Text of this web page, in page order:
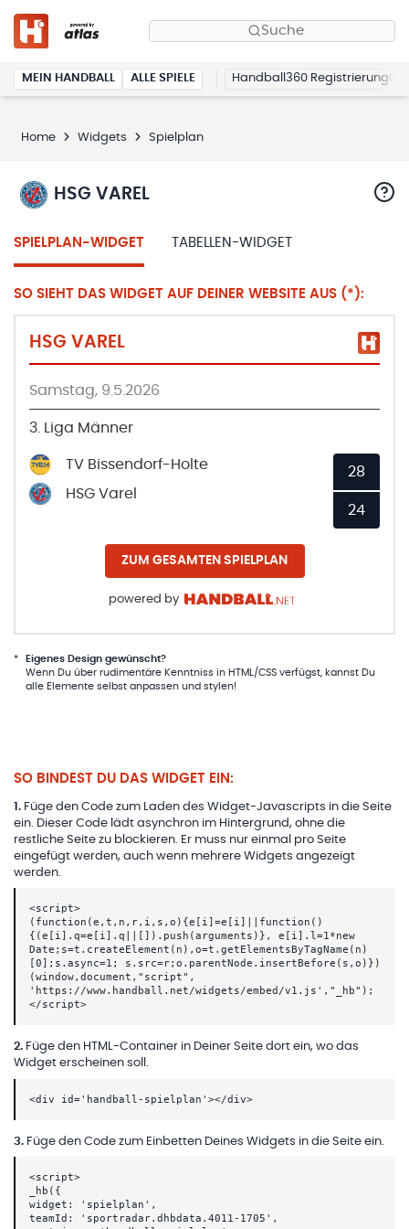
Suche
MEIN HANDBALL ALLE SPIELE Handball360 Registrierung
Home Widgets Spielplan
HSG VAREL
SPIELPLAN-WIDGET TABELLEN-WIDGET
SO SIEHT DAS WIDGET AUF DEINER WEBSITE AUS (*):
HSG VAREL
Samstag, 9.5.2026
3. Liga Männer
TV Bissendorf-Holte
HSG Varel
28
24
ZUM GESAMTEN SPIELPLAN
powered by
*
Eigenes Design gewünscht?
Wenn Du über rudimentäre Kenntniss in HTML/CSS verfügst, kannst Du
alle Elemente selbst anpassen und stylen!
SO BINDEST DU DAS WIDGET EIN:
1 . Füge den Code zum Laden des Widget-Javascripts in die Seite
ein. Dieser Code lädt asynchron im Hintergrund, ohne die
restliche Seite zu blockieren. Er muss nur einmal pro Seite
eingefügt werden, auch wenn mehrere Widgets angezeigt
werden.
<script>
(function(e,t,n,r,i,s,o){e[i]=e[i]||function()
{(e[i].q=e[i].q||[]).push(arguments)}, e[i].l=1*new
Date;s=t.createElement(n),o=t.getElementsByTagName(n)
[0];s.async=1; s.src=r;o.parentNode.insertBefore(s,o)})
(window,document,"script",
'https://www.handball.net/widgets/embed/v1.js',"_hb");
</script>
2. Füge den HTML-Container in Deiner Seite dort ein, wo das
Widget erscheinen soll.
<div id='handball-spielplan'></div>
3. Füge den Code zum Einbetten Deines Widgets in die Seite ein.
<script>
_hb({
widget: 'spielplan',
teamId: 'sportradar.dhbdata.4011-1705',